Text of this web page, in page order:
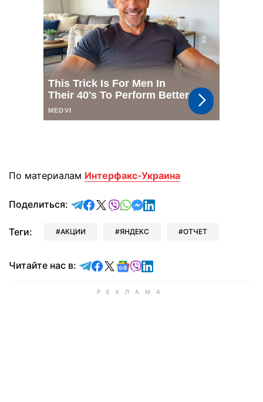
По материалам Интерфакс-Украина
Поделиться: отправить в Telegram
поделиться в Facebook
поделиться в X
отправить в Viber
отправить в Whatsapp
отправить в Messenger
отправить в LinkedIn
Теги: АКЦИИ ЯНДЕКС ОТЧЕТ
Читайте нас в: Читайте в Telegram
Читайте в Facebook
Читайте в X
Читайте в Google news
Читайте в Viber
Читайте в LinkedIn